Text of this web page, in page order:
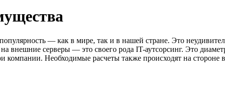
— как в мире, так и в нашей стране. Это
внешние серверы — это своего рода IT-аутсорсинг. Это
компании. Необходимые расчеты также происходят на